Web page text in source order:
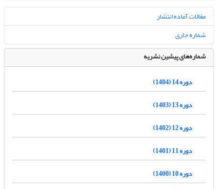
مقالات آماده انتشار
شماره جاری
شماره‌های پیشین نشریه
دوره 14 (1404)
دوره 13 (1403)
دوره 12 (1402)
دوره 11 (1401)
دوره 10 (1400)